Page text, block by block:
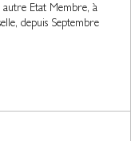
autre Etat Membre, à
depuis Septembre